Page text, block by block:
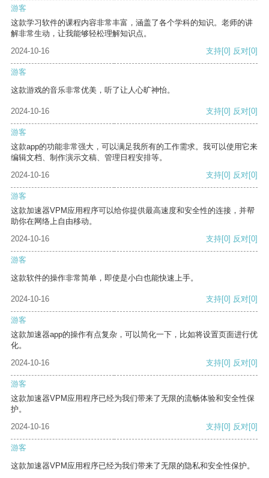
游客
这款学习软件的课程内容非常丰富，涵盖了各个学科的知识。老师的讲
解非常生动，让我能够轻松理解知识点。
2024-10-16
支持[0] 反对[0]
游客
这款游戏的音乐非常优美，听了让人心旷神怡。
2024-10-16 支持[0] 反对[0]
游客
这款app的功能非常强大，可以满足我所有的工作需求。我可以使用它来
编辑文档、制作演示文稿、管理日程安排等。
2024-10-16
支持[0] 反对[0]
游客
这款加速器VPM应用程序可以给你提供最高速度和安全性的连接，并帮
助你在网络上自由移动。
2024-10-16
支持[0] 反对[0]
游客
这款软件的操作非常简单，即使是小白也能快速上手。
2024-10-16 支持[0] 反对[0]
游客
这款加速器app的操作有点复杂，可以简化一下，比如将设置页面进行优
化。
2024-10-16
支持[0] 反对[0]
游客
这款加速器VPM应用程序已经为我们带来了无限的流畅体验和安全性保
护。
2024-10-16
支持[0] 反对[0]
游客
这款加速器VPM应用程序已经为我们带来了无限的隐私和安全性保护。